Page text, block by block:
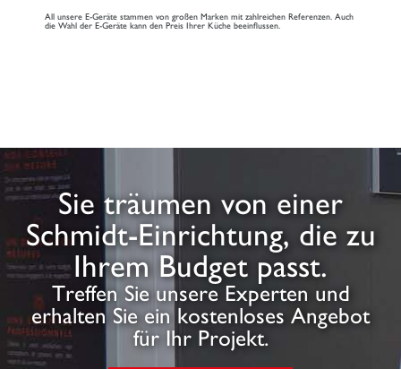
All unsere E-Geräte stammen von großen Marken mit zahlreichen Referenzen. Auch
die Wahl der E-Geräte kann den Preis Ihrer Küche beeinflussen.
Sie träumen von einer
Schmidt-Einrichtung, die zu
Ihrem Budget passt.
Treffen Sie unsere Experten und
erhalten Sie ein kostenloses Angebot
für Ihr Projekt.